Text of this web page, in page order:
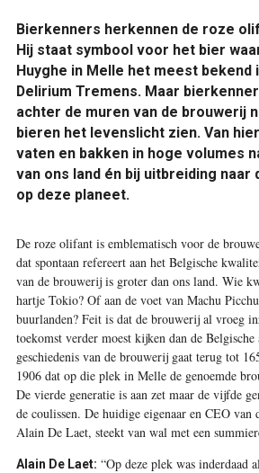
Bierkenners herkennen de roze
Hij staat symbool voor het bier
Huyghe in Melle het meest bekend
Delirium Tremens. Maar
achter de muren van de brouwerij
bieren het levenslicht zien. Van
vaten en bakken in hoge volumes
van ons land én bij uitbreiding naar
op deze planeet.
De roze olifant is emblematisch voor de
dat spontaan refereert aan het Belgische
van de brouwerij is groter dan ons land. Wie
hartje Tokio? Of aan de voet van Machu
buurlanden? Feit is dat de brouwerij al vroeg
toekomst verder moest kijken dan de
geschiedenis van de brouwerij gaat terug tot
1906 dat op die plek in Melle de genoemde
De vierde generatie is aan zet maar de vijfde
de coulissen. De huidige eigenaar en CEO
Alain De Laet, steekt van wal met een
Alain De Laet: “Op deze plek was